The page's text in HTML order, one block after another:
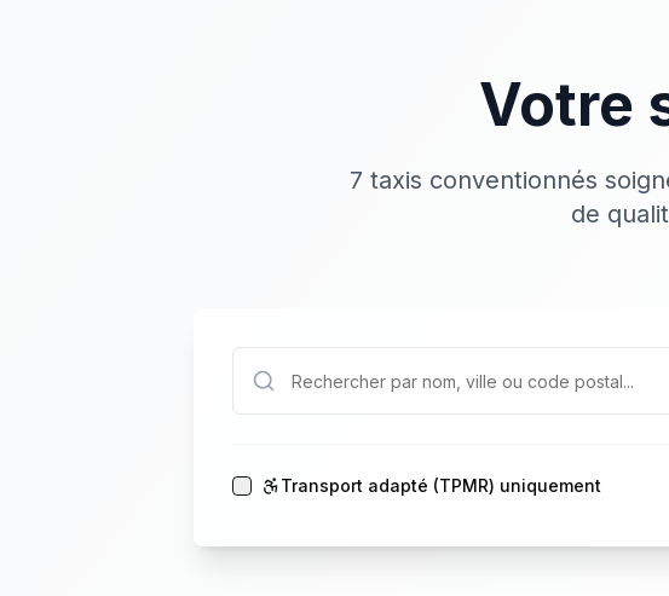
Votre
7 taxis conventionnés
de
Transport adapté (TPMR) uniquement